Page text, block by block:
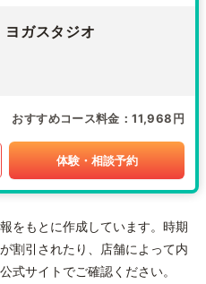
ヨガスタジオ
おすすめコース料金 11,968円
体験・相談予約
をもとに作成しています。時期
割引されたり、店舗によって内
式サイトでご確認ください。